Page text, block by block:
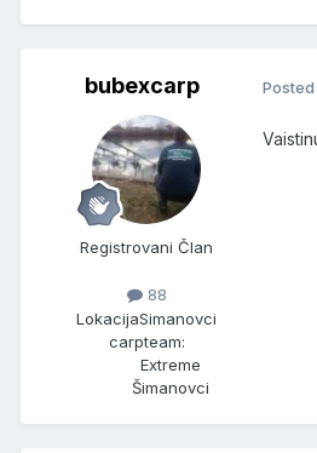
bubexcarp
Registrovani Član
88
LokacijaSimanovci
carpteam:
Extreme
Šimanovci
Posted